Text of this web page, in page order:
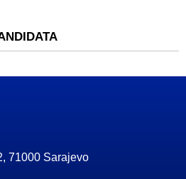
71000 Sarajevo